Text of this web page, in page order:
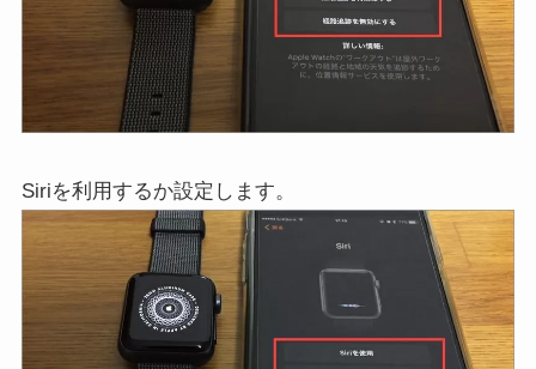
Siriを利用するか設定します。